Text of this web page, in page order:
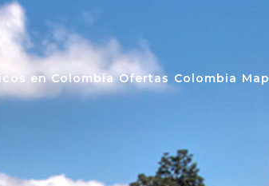
en Colombia Ofertas Colombia